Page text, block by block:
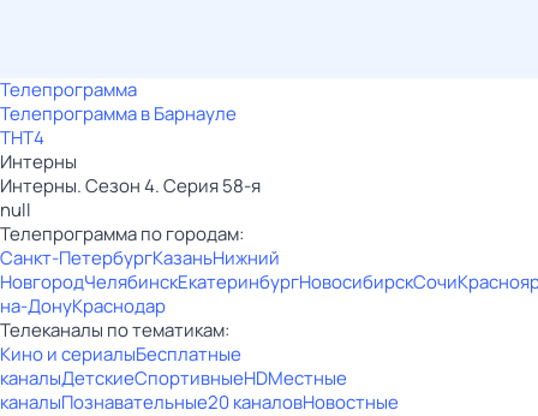
Телепрограмма
Телепрограмма в Барнауле
ТНТ4
Интерны
Интерны. Сезон 4. Серия 58-я
null
Телепрограмма по городам:
Санкт-ПетербургКазаньНижний
НовгородЧелябинскЕкатеринбургНовосибирскСочи
на-ДонуКраснодар
Телеканалы по тематикам:
Кино и сериалыБесплатные
каналыДетскиеСпортивныеHDМестные
каналыПознавательные20 каналовНовостные